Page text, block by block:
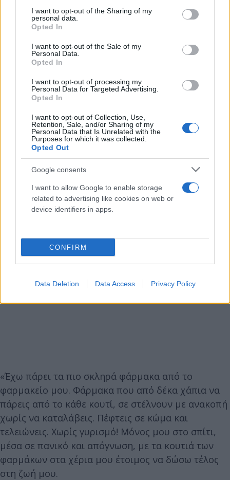
not limited to your visit or usage behaviour. You may click to
grant or deny consent to Google and its third-party tags to
use your data for below specified purposes in below Google
consent section.
I want to opt-out of the Sharing of my
personal data.
Opted In
I want to opt-out of the Sale of my
Personal Data.
Opted In
I want to opt-out of processing my
Personal Data for Targeted Advertising.
Opted In
I want to opt-out of Collection, Use,
Retention, Sale, and/or Sharing of my
Personal Data that Is Unrelated with the
Purposes for which it was collected.
Opted Out
Google consents
I want to allow Google to enable storage
related to advertising like cookies on web or
device identifiers in apps.
CONFIRM
Data Deletion Data Access Privacy Policy
σκηνοθετήσει κάποιος. Τέτοια απόγνωση δεν έχω
νιώσει ξανά στη ζωή μου!».
«Έχω πάρει τα πιο σκληρά φάρμακα από το
φαρμακείο μου. Φάρμακα που από δέκα χάπια να
πάρεις από το κάθε κουτί, σε στέλνουν με ανακοπή
χωρίς να καταλάβεις. Πέφτεις σε κώμα και
τελειώνεις. Χωρίς γυρισμό! Μόνος μου στο σπίτι,
μέσα σε πανικό και απόγνωση, με τα κουτιά των
φαρμάκων στα χέρια μου έτοιμος να δώσω τέλος
στη ζωή μου.